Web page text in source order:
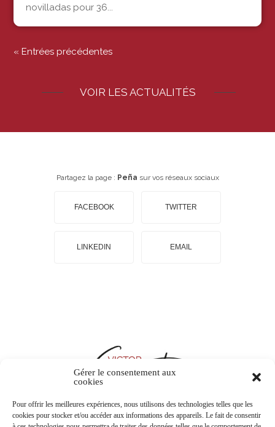
Gérer le consentement aux
cookies
Pour offrir les meilleures expériences, nous utilisons des technologies telles que les
cookies pour stocker et/ou accéder aux informations des appareils. Le fait de consentir
novilladas pour 36...
« Entrées précédentes
VOIR LES ACTUALITÉS
Partagez la page : Peña sur vos réseaux sociaux
FACEBOOK TWITTER
LINKEDIN EMAIL